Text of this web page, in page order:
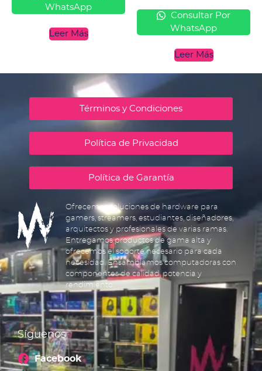
WhatsApp
Leer Más
Consultar Por
WhatsApp
Leer Más
Términos y Condiciones
Política de Privacidad
Política de Garantía
Ofrecemos soluciones de hardware para
gamers, streamers, estudiantes, diseñadores,
arquitectos y profesionales de varias ramas.
Entregamos productos de gama alta y
ofrecemos el soporte necesario para cada
necesidad. Ensamblamos computadoras con
componentes de calidad, potencia y
rendimiento.
Síguenos
Facebook